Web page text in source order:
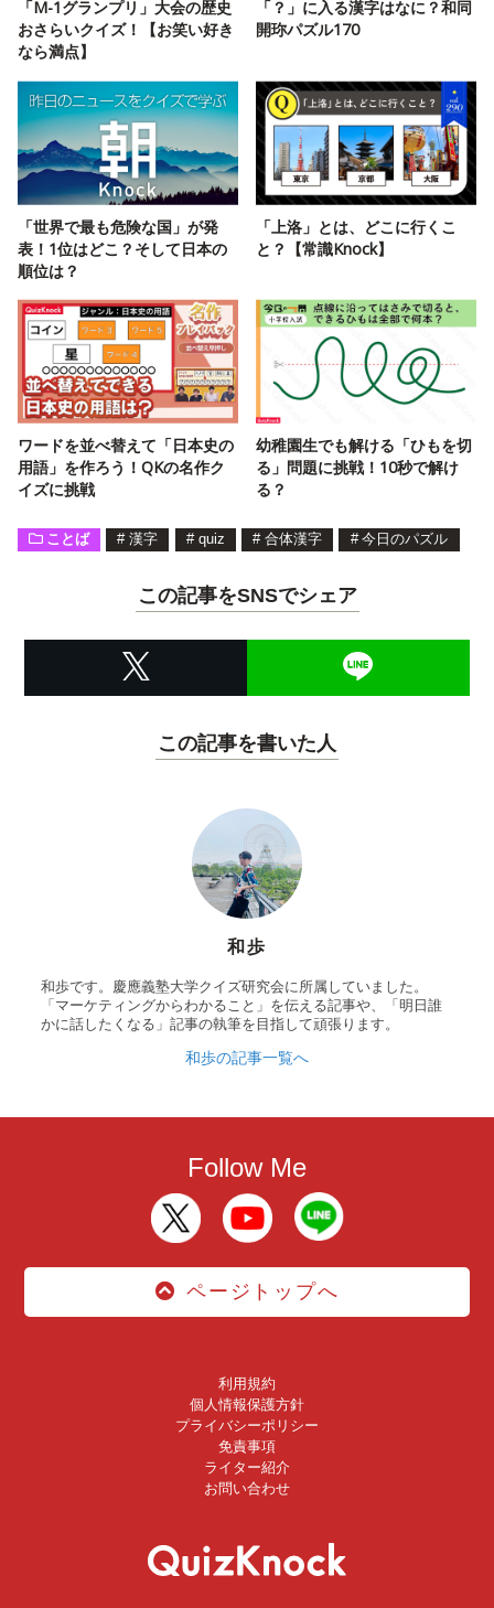
「M-1グランプリ」大会の歴史
おさらいクイズ！【お笑い好き
なら満点】
「？」に入る漢字はなに？和同
開珎パズル170
「世界で最も危険な国」が発
表！1位はどこ？そして日本の
順位は？
「上洛」とは、どこに行くこ
と？【常識Knock】
ワードを並べ替えて「日本史の
用語」を作ろう！QKの名作ク
イズに挑戦
幼稚園生でも解ける「ひもを切
る」問題に挑戦！10秒で解け
る？
ことば # 漢字 # quiz # 合体漢字 # 今日のパズル
この記事をSNSでシェア
この記事を書いた人
和歩
和歩です。慶應義塾大学クイズ研究会に所属していました。
「マーケティングからわかること」を伝える記事や、「明日誰
かに話したくなる」記事の執筆を目指して頑張ります。
和歩の記事一覧へ
Follow Me
ページトップへ
利用規約
個人情報保護方針
プライバシーポリシー
免責事項
ライター紹介
お問い合わせ